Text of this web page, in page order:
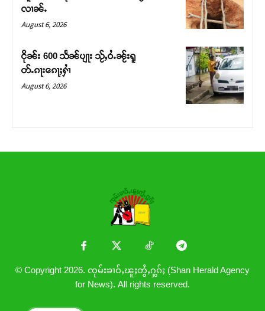
လၢၼ်ႉ
August 6, 2026
ငိုၼ်း 600 သႅၼ်ပျႃး သႂ်ႇဝႆႉၼႂ်းရူ
တ်ႉၵႃးၵေႃႈႁၢႆ
August 6, 2026
© Copyright 2026. ၸုမ်းၶၢဝ်ႇၽူႈတွႆႇႁွၵ်ႈ (Shan Herald Agency
for News). All rights reserved.